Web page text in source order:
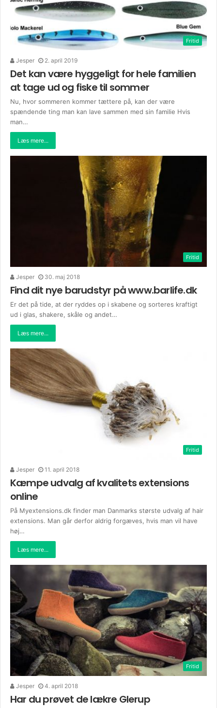
Fritid
Jesper 2. april 2019
Det kan være hyggeligt for hele familien
at tage ud og fiske til sommer
Nu, hvor sommeren kommer tættere på, kan der være
spændende ting man kan lave sammen med sin familie Hvis
man…
Læs mere...
Fritid
Jesper 30. maj 2018
Find dit nye barudstyr på www.barlife.dk
Er det på tide, at der ryddes op i skabene og sorteres kraftigt
ud i glas, shakere, skåle og andet…
Læs mere...
Fritid
Jesper 11. april 2018
Kæmpe udvalg af kvalitets extensions
online
På Myextensions.dk finder man Danmarks største udvalg af hair
extensions. Man går derfor aldrig forgæves, hvis man vil have
høj…
Læs mere...
Fritid
Jesper 4. april 2018
Har du prøvet de lækre Glerup